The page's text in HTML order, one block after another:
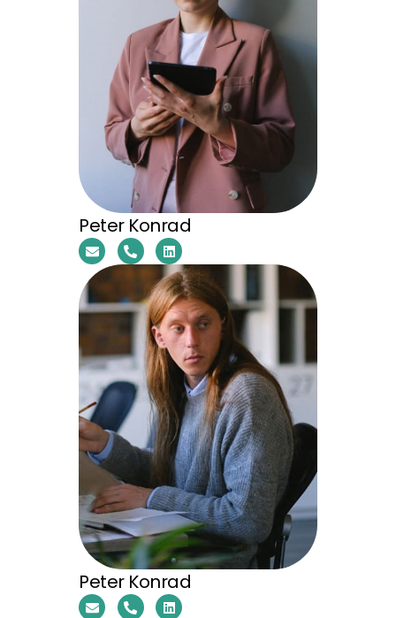
Peter Konrad
Peter Konrad